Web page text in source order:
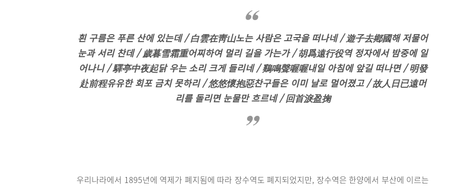
흰 구름은 푸른 산에 있는데 / 白雲在靑山노는 사람은 고국을 떠나네 / 遊子去鄕國해 저물어
눈과 서리 찬데 / 歲暮雪霜重어찌하여 멀리 길을 가는가 / 胡爲遠行役역 정자에서 밤중에 일
어나니 / 驛亭中夜起닭 우는 소리 크게 들리네 / 鷄鳴聲喔喔내일 아침에 앞길 떠나면 / 明發
赴前程유유한 회포 금치 못하리 / 悠悠懷抱惡찬구들은 이미 날로 멀어졌고 / 故人日已遠머
리를 돌리면 눈물만 흐르네 / 回首淚盈掬
우리나라에서 1895년에 역제가 폐지됨에 따라 장수역도 폐지되었지만, 장수역은 한양에서 부산에 이르는